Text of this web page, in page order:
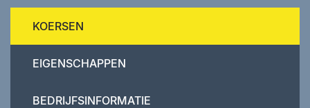
KOERSEN
EIGENSCHAPPEN
BEDRIJFSINFORMATIE